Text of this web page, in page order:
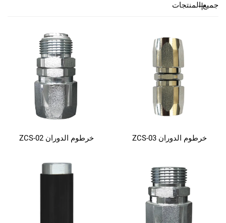
جميع المنتجات
خرطوم الدوران ZCS-03 خرطوم الدوران ZCS-02